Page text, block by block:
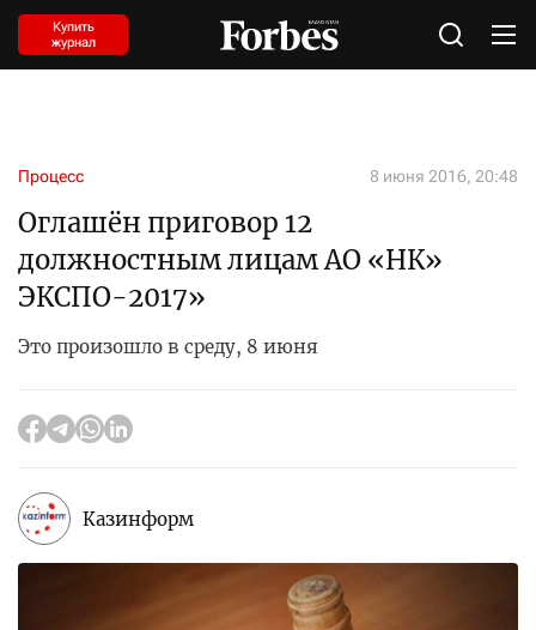
Купить
журнал
Процесс 8 июня 2016, 20:48
Оглашён приговор 12
должностным лицам АО «НК»
ЭКСПО-2017»
Это произошло в среду, 8 июня
Казинформ